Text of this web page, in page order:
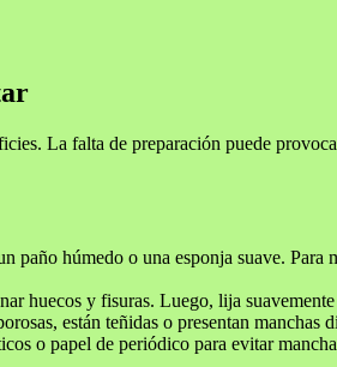
La falta de preparación puede
húmedo o una esponja suave. Para
huecos y fisuras. Luego, lija
están teñidas o presentan
o papel de periódico para evitar